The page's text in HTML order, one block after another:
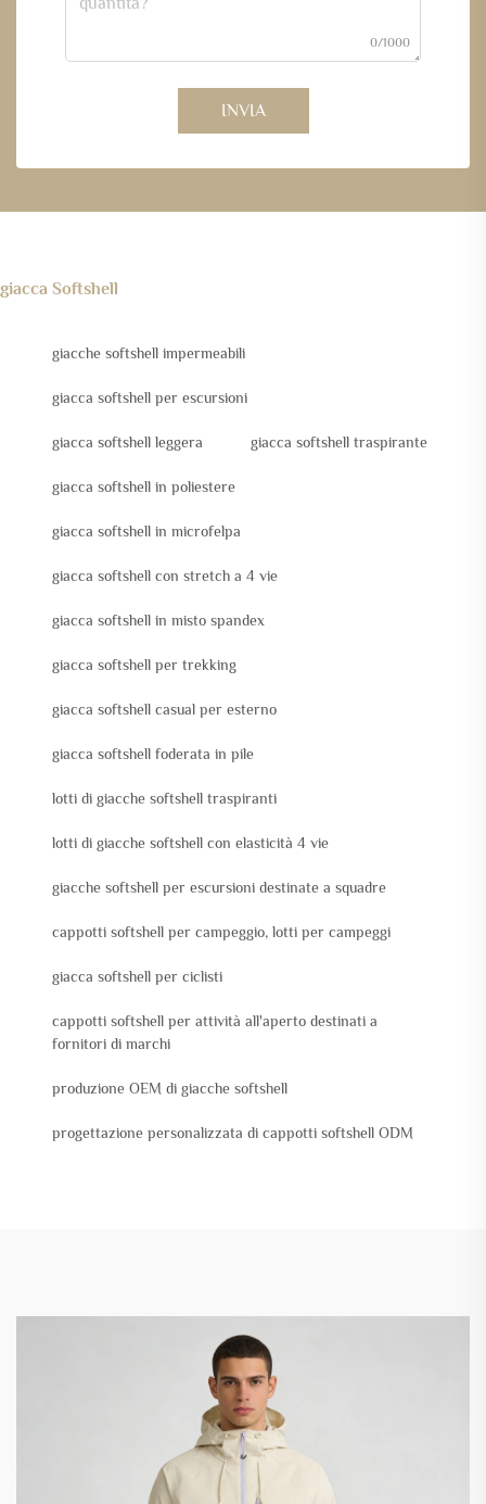
0/1000
INVIA
giacca Softshell
giacche softshell impermeabili
giacca softshell per escursioni
giacca softshell leggera giacca softshell traspirante
giacca softshell in poliestere
giacca softshell in microfelpa
giacca softshell con stretch a 4 vie
giacca softshell in misto spandex
giacca softshell per trekking
giacca softshell casual per esterno
giacca softshell foderata in pile
lotti di giacche softshell traspiranti
lotti di giacche softshell con elasticità 4 vie
giacche softshell per escursioni destinate a squadre
cappotti softshell per campeggio, lotti per campeggi
giacca softshell per ciclisti
cappotti softshell per attività all'aperto destinati a
fornitori di marchi
produzione OEM di giacche softshell
progettazione personalizzata di cappotti softshell ODM